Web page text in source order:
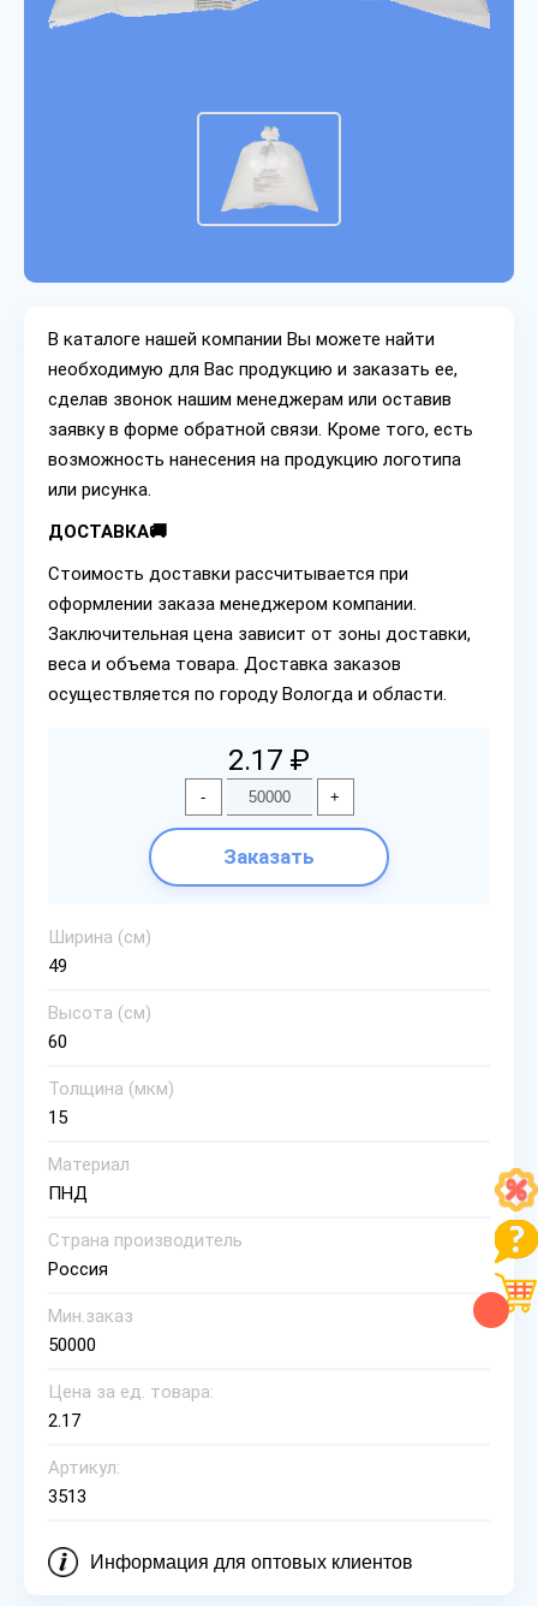
В каталоге нашей компании Вы можете найти
необходимую для Вас продукцию и заказать ее,
сделав звонок нашим менеджерам или оставив
заявку в форме обратной связи. Кроме того, есть
возможность нанесения на продукцию логотипа
или рисунка.
ДОСТАВКА🚚
Стоимость доставки рассчитывается при
оформлении заказа менеджером компании.
Заключительная цена зависит от зоны доставки,
веса и объема товара. Доставка заказов
осуществляется по городу Вологда и области.
2.17 ₽
- +
Заказать
Ширина (см)
49
Высота (см)
60
Толщина (мкм)
15
Материал
ПНД
Страна производитель
Россия
Мин.заказ
50000
Цена за ед. товара:
2.17
Артикул:
3513
Информация для оптовых клиентов